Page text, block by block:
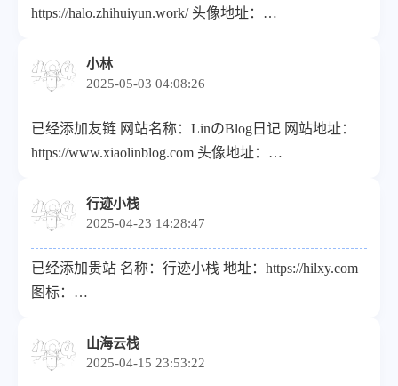
https://halo.zhihuiyun.work/ 头像地址：
萌的小站，分享有趣文案以及个人生活 贵站已添加
小林
2025-05-03 04:08:26
已经添加友链 网站名称：LinのBlog日记 网站地址：
https://www.xiaolinblog.com 头像地址：
林的个人博客
行迹小栈
2025-04-23 14:28:47
已经添加贵站 名称：行迹小栈 地址：https://hilxy.com
图标：
%E9%BB%84%E5%BA%95).png 描述：希望自己能够
脱离现状，慢慢成为自己想要成为的人
山海云栈
2025-04-15 23:53:22